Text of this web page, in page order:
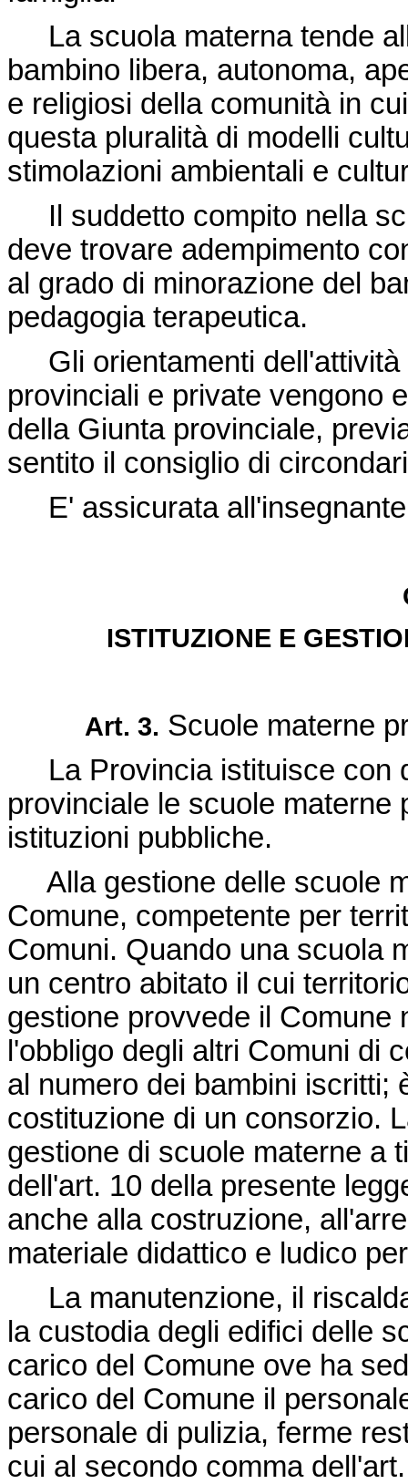
La scuola materna tende
bambino libera, autonoma,
e religiosi della comunità in
questa pluralità di modelli
stimolazioni ambientali e
Il suddetto compito nella
deve trovare adempimento
al grado di minorazione del
pedagogia terapeutica.
Gli orientamenti dell'attività
provinciali e private vengono
della Giunta provinciale,
sentito il consiglio di
E' assicurata all'insegnante
ISTITUZIONE E
Art. 3. Scuole materne
La Provincia istituisce con
provinciale le scuole materne
istituzioni pubbliche.
Alla gestione delle scuole
Comune, competente per
Comuni. Quando una scuola
un centro abitato il cui
gestione provvede il Comune
l'obbligo degli altri Comuni di
al numero dei bambini iscritti;
costituzione di un consorzio.
gestione di scuole materne a
dell'art. 10 della presente
anche alla costruzione,
materiale didattico e ludico
La manutenzione, il
la custodia degli edifici delle
carico del Comune ove ha
carico del Comune il
personale di pulizia, ferme
cui al secondo comma